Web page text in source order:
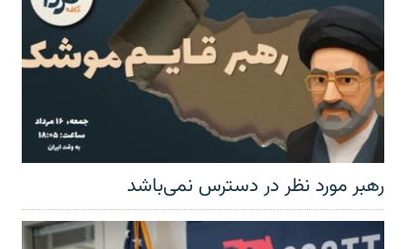
رهبر مورد نظر در دسترس نمی‌باشد